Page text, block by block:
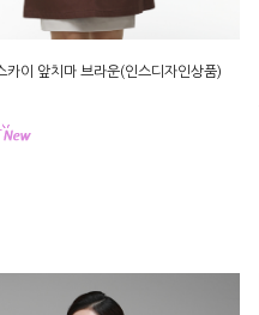
카이 앞치마 브라운(인스디자인상품)